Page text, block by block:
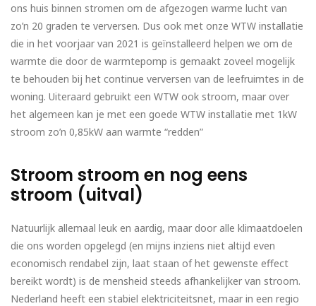
ons huis binnen stromen om de afgezogen warme lucht van
zo’n 20 graden te verversen. Dus ook met onze WTW installatie
die in het voorjaar van 2021 is geïnstalleerd helpen we om de
warmte die door de warmtepomp is gemaakt zoveel mogelijk
te behouden bij het continue verversen van de leefruimtes in de
woning. Uiteraard gebruikt een WTW ook stroom, maar over
het algemeen kan je met een goede WTW installatie met 1kW
stroom zo’n 0,85kW aan warmte “redden”
Stroom stroom en nog eens
stroom (uitval)
Natuurlijk allemaal leuk en aardig, maar door alle klimaatdoelen
die ons worden opgelegd (en mijns inziens niet altijd even
economisch rendabel zijn, laat staan of het gewenste effect
bereikt wordt) is de mensheid steeds afhankelijker van stroom.
Nederland heeft een stabiel elektriciteitsnet, maar in een regio